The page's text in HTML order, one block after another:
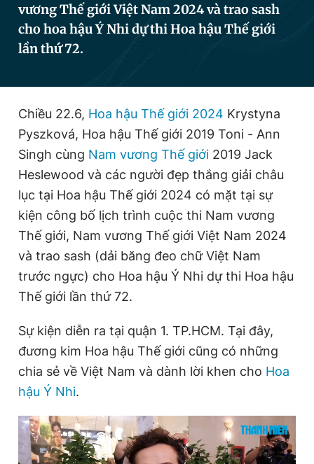
Đọc Thanh Niên trên điện thoại
Theo dõi báo trên
Hotline
0906 645 777
Liên hệ quảng cáo
0908 780 404
Đặt báo Quảng cáo RSS Tòa soạn Chính sách bảo
Tổng biên tập: Nguyễn Ngọc Toàn
Phó tổng biên tập thường trực: Hải Thành
Phó tổng biên tập: Lâm Hiếu Dũng
Phó tổng biên tập: Trần Việt Hưng
Tổng thư ký tòa soạn: Đức Trung
© 2003-2026 Bản quyền thuộc về Báo Thanh Niên. Cấm sao
chép dưới mọi hình thức nếu không có sự chấp thuận bằng văn
bản. Phát triển bởi ePi Technologies, JSC.
vương Thế giới Việt Nam 2024 và trao sash
cho hoa hậu Ý Nhi dự thi Hoa hậu Thế giới
lần thứ 72.
Chiều 22.6, Hoa hậu Thế giới 2024 Krystyna
Pyszková, Hoa hậu Thế giới 2019 Toni - Ann
Singh cùng Nam vương Thế giới 2019 Jack
Heslewood và các người đẹp thắng giải châu
lục tại Hoa hậu Thế giới 2024 có mặt tại sự
kiện công bố lịch trình cuộc thi Nam vương
Thế giới, Nam vương Thế giới Việt Nam 2024
và trao sash (dải băng đeo chữ Việt Nam
trước ngực) cho Hoa hậu Ý Nhi dự thi Hoa hậu
Thế giới lần thứ 72.
Sự kiện diễn ra tại quận 1. TP.HCM. Tại đây,
đương kim Hoa hậu Thế giới cũng có những
chia sẻ về Việt Nam và dành lời khen cho Hoa
hậu Ý Nhi.